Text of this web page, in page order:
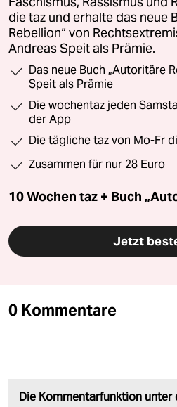
die taz und erhalte das neue
Rebellion“ von
Andreas Speit als Prämie.
Das neue Buch „Autoritäre
Speit als Prämie
Die wochentaz jeden
der App
Die tägliche taz von Mo-Fr
Zusammen für nur 28 Euro
10 Wochen taz + Buch
Jetzt
0 Kommentare
Die Kommentarfunktion